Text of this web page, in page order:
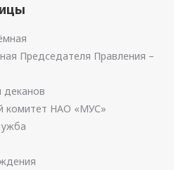
Председателя Правления –
деканов
комитет НАО «МУС»